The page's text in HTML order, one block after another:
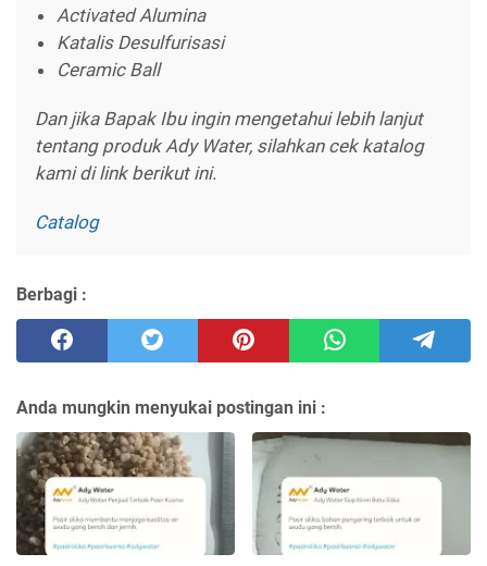
Activated Alumina
Katalis Desulfurisasi
Ceramic Ball
Dan jika Bapak Ibu ingin mengetahui lebih lanjut
tentang produk Ady Water, silahkan cek katalog
kami di link berikut ini.
Catalog
Berbagi :
Anda mungkin menyukai postingan ini :